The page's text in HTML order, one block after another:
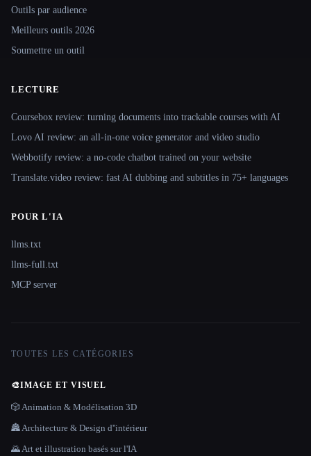
Outils par audience
Meilleurs outils 2026
Soumettre un outil
LECTURE
Coursebox review: turning documents into trackable courses with AI
Lovo AI review: an all-in-one voice generator and video studio
Webbotify review: a no-code chatbot trained on your website
Translate.video review: fast AI dubbing and subtitles in 75+ languages
POUR L'IA
llms.txt
llms-full.txt
MCP server
TOUTES LES CATÉGORIES
🎨IMAGE ET VISUEL
🎲 Animation & Modélisation 3D
🏯 Architecture & Design d''intérieur
🌄 Art et illustration basés sur l'IA